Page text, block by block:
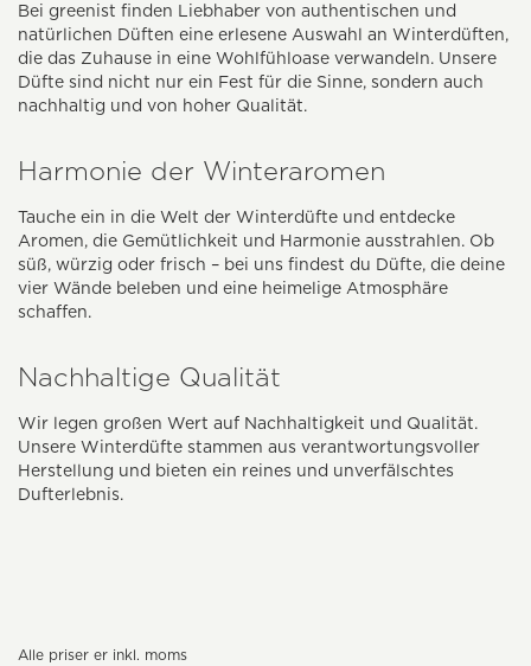
Bei greenist finden Liebhaber von authentischen und
natürlichen Düften eine erlesene Auswahl an Winterdüften,
die das Zuhause in eine Wohlfühloase verwandeln. Unsere
Düfte sind nicht nur ein Fest für die Sinne, sondern auch
nachhaltig und von hoher Qualität.
Harmonie der Winteraromen
Tauche ein in die Welt der Winterdüfte und entdecke
Aromen, die Gemütlichkeit und Harmonie ausstrahlen. Ob
süß, würzig oder frisch – bei uns findest du Düfte, die deine
vier Wände beleben und eine heimelige Atmosphäre
schaffen.
Nachhaltige Qualität
Wir legen großen Wert auf Nachhaltigkeit und Qualität.
Unsere Winterdüfte stammen aus verantwortungsvoller
Herstellung und bieten ein reines und unverfälschtes
Dufterlebnis.
Alle priser er inkl. moms